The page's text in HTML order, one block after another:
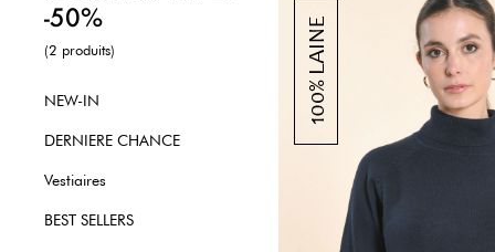
-50%
(2 produits)
NEW-IN
DERNIERE CHANCE
Vestiaires
BEST SELLERS